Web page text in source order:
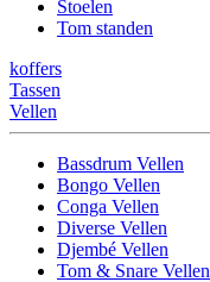
Stoelen
Tom standen
koffers
Tassen
Vellen
Bassdrum Vellen
Bongo Vellen
Conga Vellen
Diverse Vellen
Djembé Vellen
Tom & Snare Vellen